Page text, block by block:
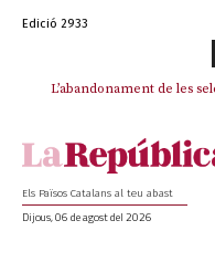
Edició 2933
L’abandonament de les
Els Països Catalans al teu abast
Dijous, 06 de agost del 2026